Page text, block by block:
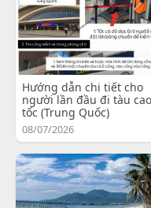
Hướng dẫn chi tiết cho
người lần đầu đi tàu cao
tốc (Trung Quốc)
08/07/2026